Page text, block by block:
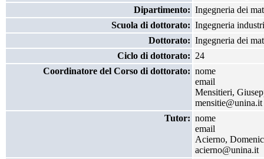
Dipartimento: Ingegneria dei
Scuola di dottorato: Ingegneria
Dottorato: Ingegneria dei
Ciclo di dottorato: 24
Coordinatore del Corso di dottorato: nome
email
Mensitieri,
mensitie@unina.it
Tutor: nome
email
Acierno,
acierno@unina.it